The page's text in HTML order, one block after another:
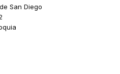
San Diego